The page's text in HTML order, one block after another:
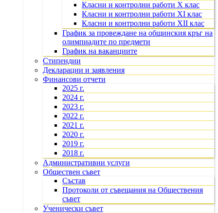
Класни и контролни работи X клас
Класни и контролни работи XI клас
Класни и контролни работи XII клас
График за провеждане на общинския кръг на
олимпиадите по предмети
График на ваканциите
Стипендии
Декларации и заявления
Финансови отчети
2025 г.
2024 г.
2023 г.
2022 г.
2021 г.
2020 г.
2019 г.
2018 г.
Административни услуги
Обществен съвет
Състав
Протоколи от съвещания на Обществения
съвет
Ученически съвет